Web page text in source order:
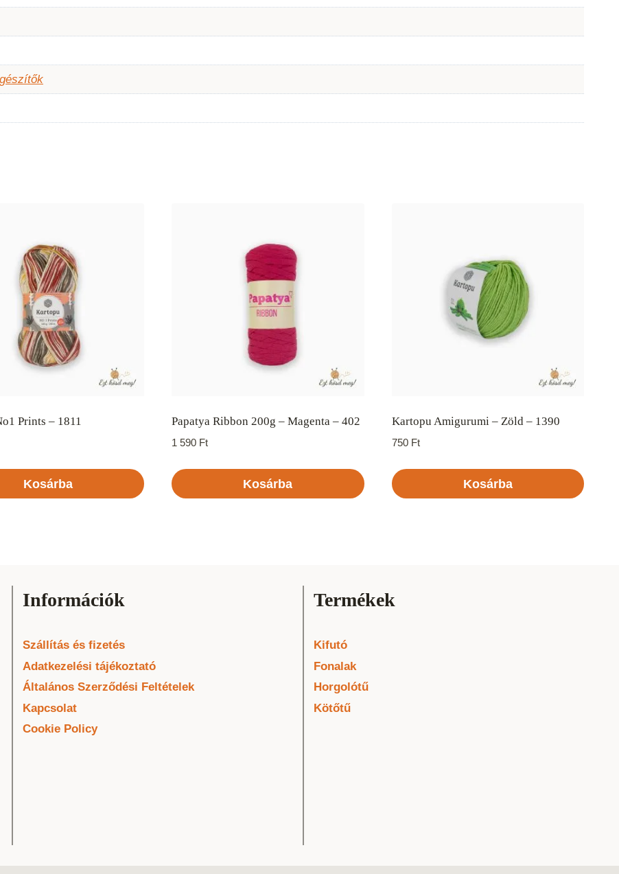
Prints – 1811
Kosárba
Papatya Ribbon 200g – Magenta – 402
1 590 Ft
Kosárba
Kartopu Amigurumi – Zöld – 1390
750 Ft
Kosárba
Információk
Szállítás és fizetés
Adatkezelési tájékoztató
Általános Szerződési Feltételek
Kapcsolat
Cookie Policy
Termékek
Kifutó
Fonalak
Horgolótű
Kötőtű